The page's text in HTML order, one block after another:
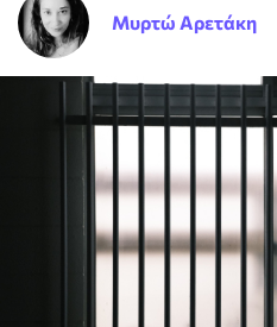
Μυρτώ Αρετάκη